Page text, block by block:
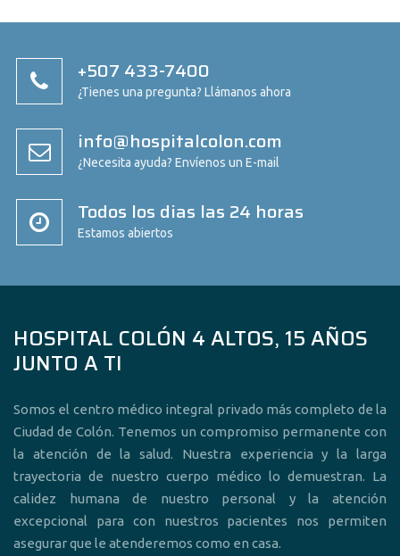
+507 433-7400
¿Tienes una pregunta? Llámanos ahora
info@hospitalcolon.com
¿Necesita ayuda? Envíenos un E-mail
Todos los dias las 24 horas
Estamos abiertos
HOSPITAL COLÓN 4 ALTOS, 15 AÑOS
JUNTO A TI
Somos el centro médico integral privado más completo de la
Ciudad de Colón. Tenemos un compromiso permanente con
la atención de la salud. Nuestra experiencia y la larga
trayectoria de nuestro cuerpo médico lo demuestran. La
calidez humana de nuestro personal y la atención
excepcional para con nuestros pacientes nos permiten
asegurar que le atenderemos como en casa.